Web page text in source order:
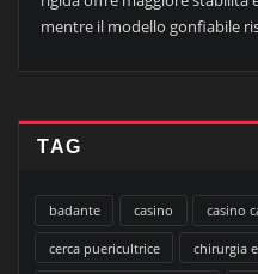
mentre il modello gonfiabile
TAG
badante casino casino
cerca puericultrice chirurgia